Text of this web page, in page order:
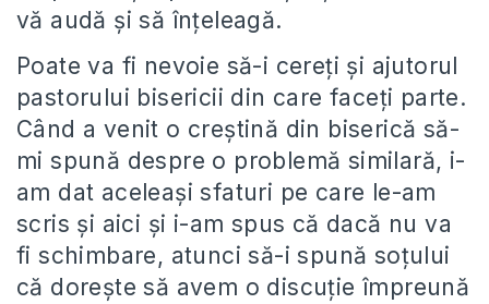
vă audă și să înțeleagă.
Poate va fi nevoie să-i cereți și ajutorul
pastorului bisericii din care faceți parte.
Când a venit o creștină din biserică să-
mi spună despre o problemă similară, i-
am dat aceleași sfaturi pe care le-am
scris și aici și i-am spus că dacă nu va
fi schimbare, atunci să-i spună soțului
că dorește să avem o discuție împreună